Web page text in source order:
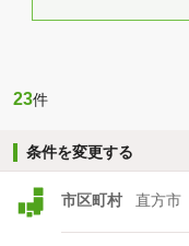
23件
条件を変更する
市区町村 直方市